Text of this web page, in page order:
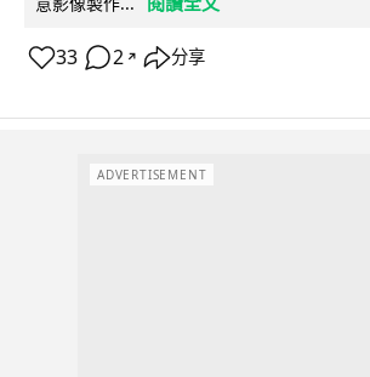
33 2 ↗ 分享
ADVERTISEMENT